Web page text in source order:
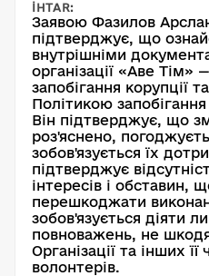
İHTAR:
Заявою Фазилов
підтверджує, що
внутрішніми
організації «Аве
запобігання корупції
Політикою
Він підтверджує, що
роз'яснено,
зобов'язується їх
підтверджує
інтересів і обставин,
перешкоджати
зобов'язується діяти
повноважень, не
Організації та інших її
волонтерів.